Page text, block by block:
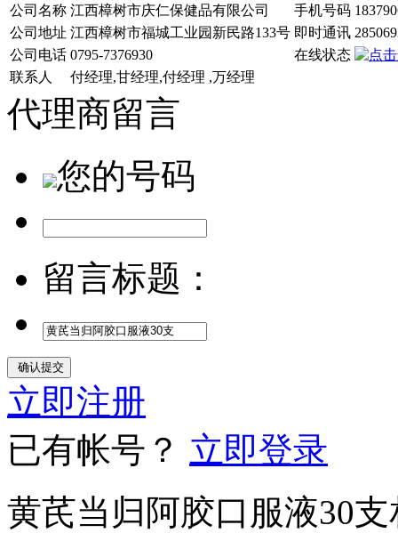
公司名称 江西樟树市庆仁保健品有限公司 手机号码
公司地址 江西樟树市福城工业园新民路133号 即时通讯
公司电话 0795-7376930
在线状态
联系人
付经理,甘经理,付经理 ,万经理
代理商留言
您的号码
留言标题：
立即注册
已有帐号？ 立即登录
黄芪当归阿胶口服液30